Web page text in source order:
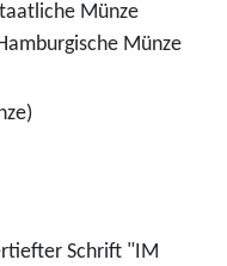
Münze
Münze
Schrift "IM